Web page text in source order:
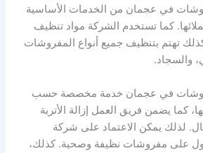
في عجمان من الخدمات الأساسية
كما تستخدم الشركة مواد تنظيف
تهتم بتنظيف جميع أنواع المفروشات
والسجاد.
في عجمان خدمة مخصصة حسب
كما يضمن فريق العمل إزالة الأتربة
لذلك يمكن الاعتماد على شركة
على مفروشات نظيفة وصحية. كذلك،